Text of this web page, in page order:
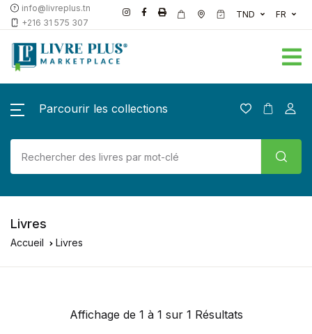
info@livreplus.tn
+216 31 575 307
TND FR
Parcourir les collections
Livres
Accueil Livres
Affichage de 1 à 1 sur 1 Résultats